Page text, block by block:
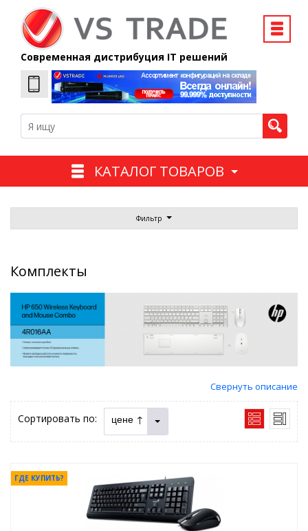
Современная дистрибуция IT решений
КАТАЛОГ ТОВАРОВ
Фильтр
Комплекты
Свернуть описание
Сортировать по: цене ↑
ГДЕ КУПИТЬ?